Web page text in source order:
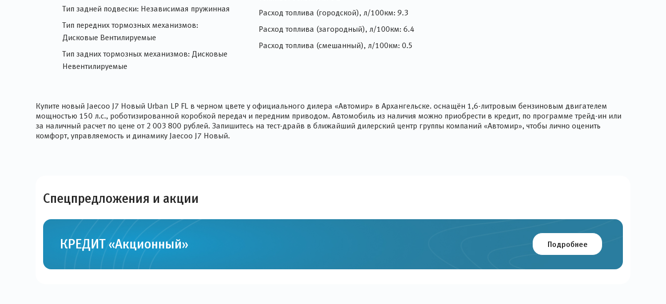
Тип задней подвески: Независимая пружинная
Тип передних тормозных механизмов:
Дисковые Вентилируемые
Тип задних тормозных механизмов: Дисковые
Невентилируемые
Расход топлива (городской), л/100км: 9.3
Расход топлива (загородный), л/100км: 6.4
Расход топлива (смешанный), л/100км: 0.5
Купите новый Jaecoo J7 Новый Urban LP FL в черном цвете у официального дилера «Автомир» в Архангельске. оснащён 1,6-литровым бензиновым двигателем
мощностью 150 л.с., роботизированной коробкой передач и передним приводом. Автомобиль из наличия можно приобрести в кредит, по программе трейд-ин или
за наличный расчет по цене от 2 003 800 рублей. Запишитесь на тест-драйв в ближайший дилерский центр группы компаний «Автомир», чтобы лично оценить
комфорт, управляемость и динамику Jaecoo J7 Новый.
Спецпредложения и акции
КРЕДИТ «Акционный» Подробнее